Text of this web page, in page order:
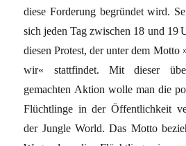
diese Forderung begründet wird.
sich jeden Tag zwischen 18 und 19
diesen Protest, der unter dem Motto
wir« stattfindet. Mit dieser
gemachten Aktion wolle man die
Flüchtlinge in der Öffentlichkeit
der Jungle World. Das Motto